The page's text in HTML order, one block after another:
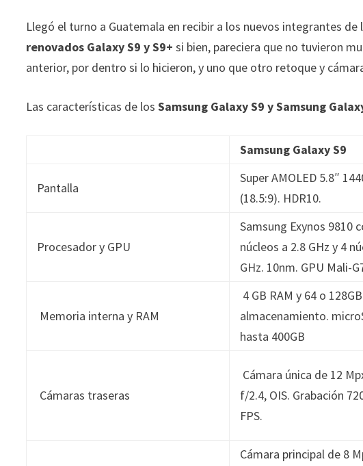
Llegó el turno a Guatemala en recibir a los nuevos integrantes
renovados Galaxy S9 y S9+ si bien, pareciera que no tuvieron
anterior, por dentro si lo hicieron, y uno que otro retoque y
Las características de losSamsung Galaxy S9 y Samsung
Samsung Galaxy S9
Pantalla
Super AMOLED 5.8″
(18.5:9). HDR10.
Procesador y GPU
Samsung Exynos 9810
núcleos a 2.8 GHz y 4
GHz. 10nm. GPU Mali-
Memoria interna y RAM
4 GB RAM y 64 o 128GB
almacenamiento.
hasta 400GB
Cámaras traseras
Cámara única de 12
f/2.4, OIS. Grabación
FPS.
Cámara principal de 8